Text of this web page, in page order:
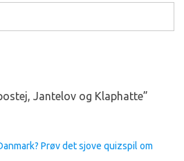
Jantelov og Klaphatte”
Prøv det sjove quizspil om